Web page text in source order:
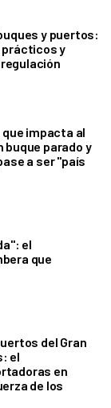
y puertos:
prácticos y
impacta al
buque parado y
a ser "país
el
que
del Gran
el
en
de los